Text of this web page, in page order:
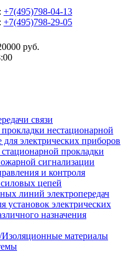
+7(495)798-04-13
+7(495)798-29-05
руб.
связи
нестационарной
электрических приборов
прокладки
сигнализации
и контроля
цепей
линий электропередач
установок электрических
назначения
Изоляционные материалы